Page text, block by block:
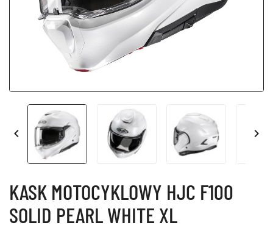
 
KASK MOTOCYKLOWY HJC F100
SOLID PEARL WHITE XL